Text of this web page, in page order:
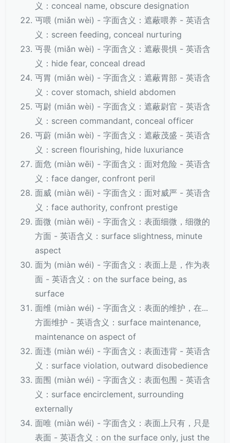
义：conceal name, obscure designation
丏喂 (miǎn wèi) - 字面含义：遮蔽喂养 - 英语含
义：screen feeding, conceal nurturing
丏畏 (miǎn wèi) - 字面含义：遮蔽畏惧 - 英语含
义：hide fear, conceal dread
丏胃 (miǎn wèi) - 字面含义：遮蔽胃部 - 英语含
义：cover stomach, shield abdomen
丏尉 (miǎn wèi) - 字面含义：遮蔽尉官 - 英语含
义：screen commandant, conceal officer
丏蔚 (miǎn wèi) - 字面含义：遮蔽茂盛 - 英语含
义：screen flourishing, hide luxuriance
面危 (miàn wēi) - 字面含义：面对危险 - 英语含
义：face danger, confront peril
面威 (miàn wēi) - 字面含义：面对威严 - 英语含
义：face authority, confront prestige
面微 (miàn wēi) - 字面含义：表面细微，细微的
方面 - 英语含义：surface slightness, minute
aspect
面为 (miàn wéi) - 字面含义：表面上是，作为表
面 - 英语含义：on the surface being, as
surface
面维 (miàn wéi) - 字面含义：表面的维护，在...
方面维护 - 英语含义：surface maintenance,
maintenance on aspect of
面违 (miàn wéi) - 字面含义：表面违背 - 英语含
义：surface violation, outward disobedience
面围 (miàn wéi) - 字面含义：表面包围 - 英语含
义：surface encirclement, surrounding
externally
面唯 (miàn wéi) - 字面含义：表面上只有，只是
表面 - 英语含义：on the surface only, just the